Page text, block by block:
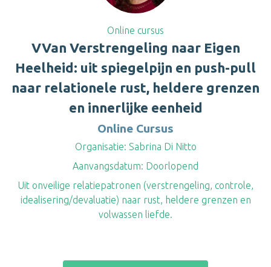
Online cursus
VVan Verstrengeling naar Eigen
Heelheid: uit spiegelpijn en push-pull
naar relationele rust, heldere grenzen
en innerlijke eenheid
Online Cursus
Organisatie: Sabrina Di Nitto
Aanvangsdatum: Doorlopend
Uit onveilige relatiepatronen (verstrengeling, controle,
idealisering/devaluatie) naar rust, heldere grenzen en
volwassen liefde.